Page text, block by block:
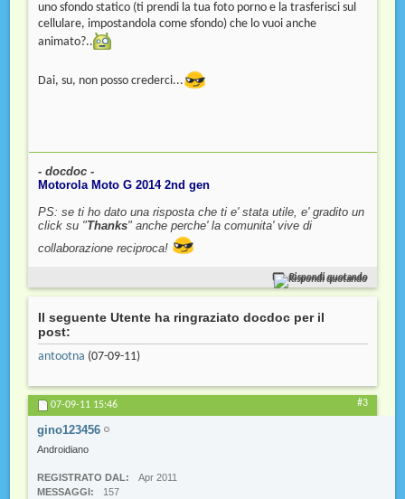
uno sfondo statico (ti prendi la tua foto porno e la trasferisci sul
cellulare, impostandola come sfondo) che lo vuoi anche
animato?..
Dai, su, non posso crederci...
- docdoc -
Motorola Moto G 2014 2nd gen
PS: se ti ho dato una risposta che ti e' stata utile, e' gradito un
click su "Thanks" anche perche' la comunita' vive di
collaborazione reciproca!
Rispondi quotando
Il seguente Utente ha ringraziato docdoc per il
post:
antootna (07-09-11)
07-09-11 15:46 #3
gino123456
Androidiano
REGISTRATO DAL
Apr 2011
MESSAGGI
157